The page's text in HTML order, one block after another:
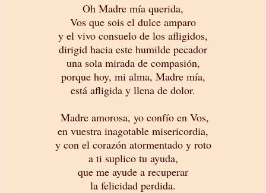
Oh Madre mía querida,
Vos que sois el dulce amparo
y el vivo consuelo de los afligidos,
dirigid hacia este humilde pecador
una sola mirada de compasión,
porque hoy, mi alma, Madre mía,
está afligida y llena de dolor.
Madre amorosa, yo confío en Vos,
en vuestra inagotable misericordia,
y con el corazón atormentado y roto
a ti suplico tu ayuda,
que me ayude a recuperar
la felicidad perdida.